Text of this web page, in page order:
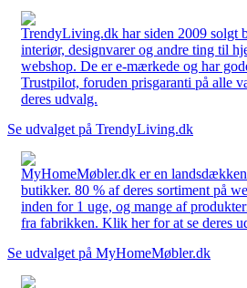
TrendyLiving.dk har siden 2009 solgt
interiør, designvarer og andre ting til
webshop. De er e-mærkede og har
Trustpilot, foruden prisgaranti på alle
deres udvalg.
Se udvalget på TrendyLiving.dk
MyHomeMøbler.dk er en
butikker. 80 % af deres sortiment på
inden for 1 uge, og mange af
fra fabrikken. Klik her for at se deres
Se udvalget på MyHomeMøbler.dk